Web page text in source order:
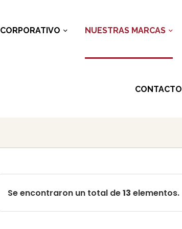
CORPORATIVO NUESTRAS MARCAS
CONTACTO
Se encontraron un total de13 elementos.